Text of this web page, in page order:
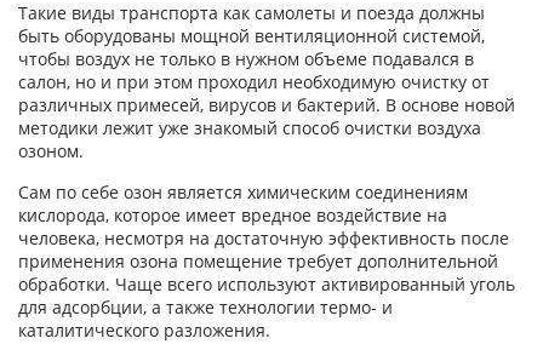
Такие виды транспорта как самолеты и поезда должны
быть оборудованы мощной вентиляционной системой,
чтобы воздух не только в нужном объеме подавался в
салон, но и при этом проходил необходимую очистку от
различных примесей, вирусов и бактерий. В основе новой
методики лежит уже знакомый способ очистки воздуха
озоном.
Сам по себе озон является химическим соединениям
кислорода, которое имеет вредное воздействие на
человека, несмотря на достаточную эффективность после
применения озона помещение требует дополнительной
обработки. Чаще всего используют активированный уголь
для адсорбции, а также технологии термо- и
каталитического разложения.